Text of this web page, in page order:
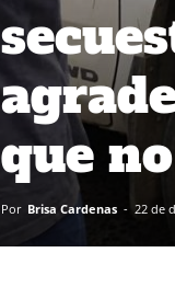
que
Por Brisa Cardenas - 22 de